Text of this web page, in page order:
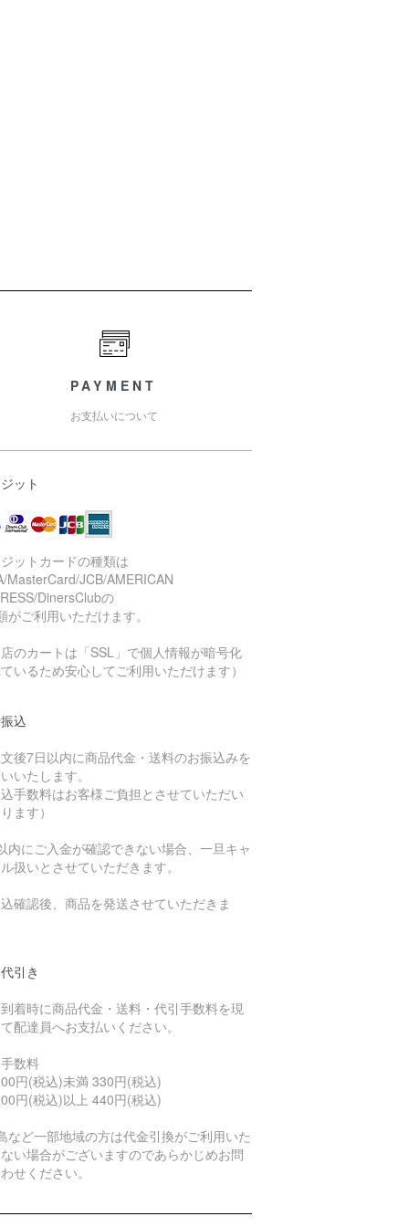
PAYMENT
お支払いについて
ット
ットカードの種類は
MasterCard/JCB/AMERICAN
DinersClubの
がご利用いただけます。
店のカートは「SSL」で個人情報が暗号化
いるため安心してご利用いただけます）
込
後7日以内に商品代金・送料のお振込みを
いたします。
込手数料はお客様ご負担とさせていただい
ます）
内にご入金が確認できない場合、一旦キャ
扱いとさせていただきます。
確認後、商品を発送させていただきま
引き
着時に商品代金・送料・代引手数料を現
配達員へお支払いください。
数料
円(税込)未満 330円(税込)
円(税込)以上 440円(税込)
など一部地域の方は代金引換がご利用いた
い場合がございますのであらかじめお問
せください。